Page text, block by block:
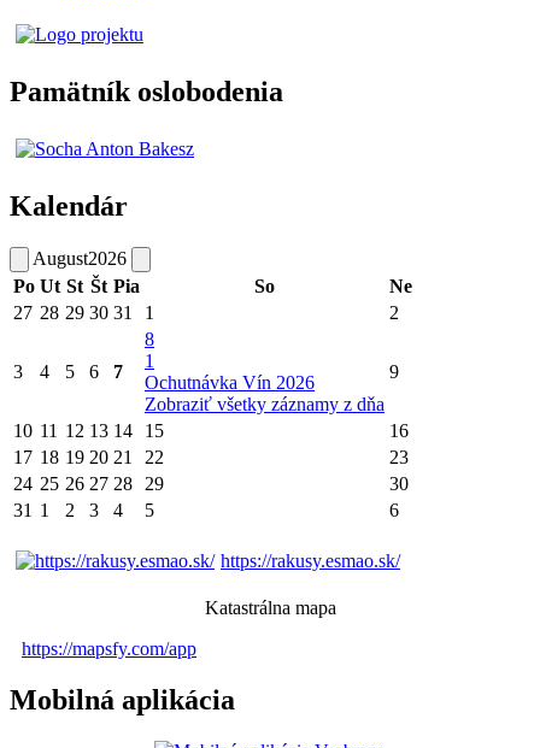
Pamätník oslobodenia
Kalendár
August2026
Po Ut St Št Pia So
Ne
27 28 29 30 31 1 2
3 4 5 6 7
8
1
Ochutnávka Vín 2026
Zobraziť všetky záznamy z dňa
9
10 11 12 13 14 15
16
17 18 19 20 21 22
23
24 25 26 27 28 29
30
31 1 2 3 4 5 6
https://rakusy.esmao.sk/
Katastrálna mapa
https://mapsfy.com/app
Mobilná aplikácia